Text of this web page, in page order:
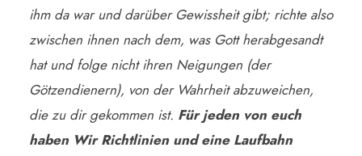
ihm da war und darüber Gewissheit gibt; richte also
zwischen ihnen nach dem, was Gott herabgesandt
hat und folge nicht ihren Neigungen (der
Götzendienern), von der Wahrheit abzuweichen,
die zu dir gekommen ist. Für jeden von euch
haben Wir Richtlinien und eine Laufbahn